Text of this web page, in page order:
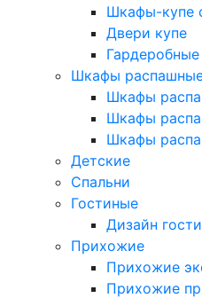
Шкафы-купе
Двери купе
Гардеробные
Шкафы
Шкафы
Шкафы
Шкафы
Детские
Спальни
Гостиные
Дизайн
Прихожие
Прихожие
Прихожие